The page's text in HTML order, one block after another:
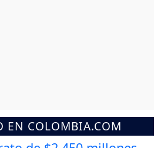
EN COLOMBIA.COM